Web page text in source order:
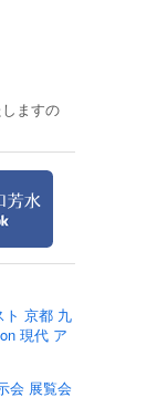
ますの
ト 京都 九
現代 ア
会 展覧会